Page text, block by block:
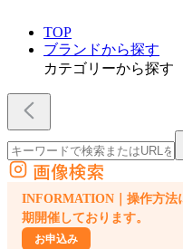
TOP
ブランドから探す
カテゴリーから探す
外部サイトの商品をカートに追加
他のサイトで見つけた商品ページのURLを
画像検索
INFORMATION｜操作方法
期開催しております。
お申込み